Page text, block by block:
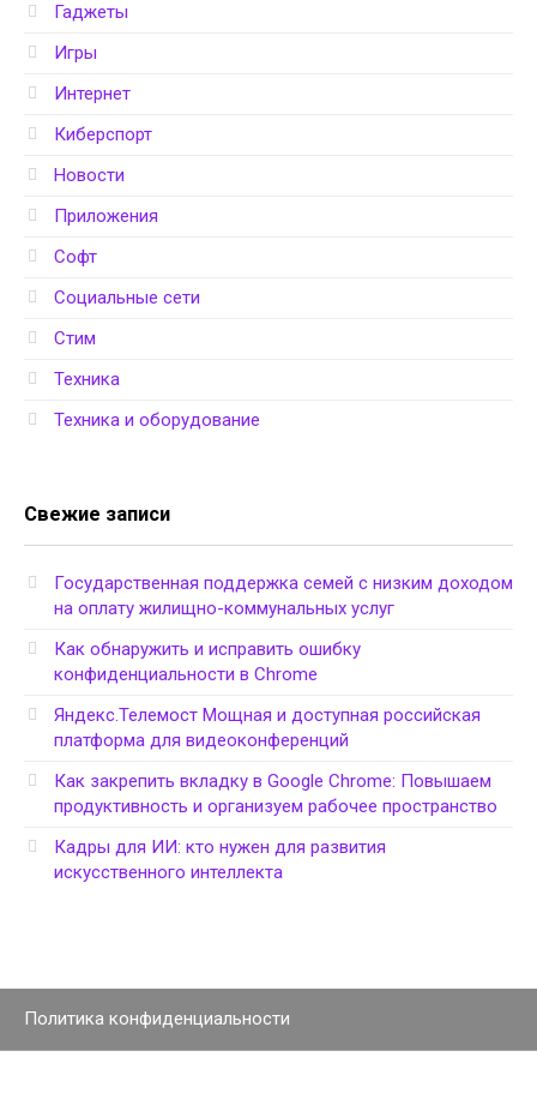
Гаджеты
Игры
Интернет
Киберспорт
Новости
Приложения
Софт
Социальные сети
Стим
Техника
Техника и оборудование
Свежие записи
Государственная поддержка семей с низким доходом
на оплату жилищно-коммунальных услуг
Как обнаружить и исправить ошибку
конфиденциальности в Chrome
Яндекс.Телемост Мощная и доступная российская
платформа для видеоконференций
Как закрепить вкладку в Google Chrome: Повышаем
продуктивность и организуем рабочее пространство
Кадры для ИИ: кто нужен для развития
искусственного интеллекта
Политика конфиденциальности